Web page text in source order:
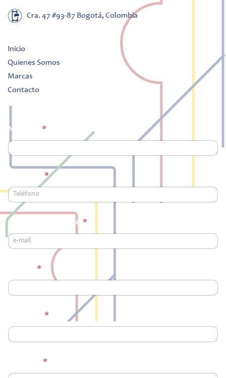
Cra. 47 #93-87 Bogotá, Colombia
Inicio
Quienes Somos
Marcas
Contacto
Nombre *
*
*
*
Correo electrónico *
*
*
*